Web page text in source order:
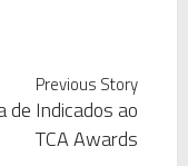
Previous Story
de Indicados ao
TCA Awards